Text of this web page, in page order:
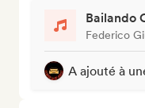
Bailando
Federico
A ajouté à